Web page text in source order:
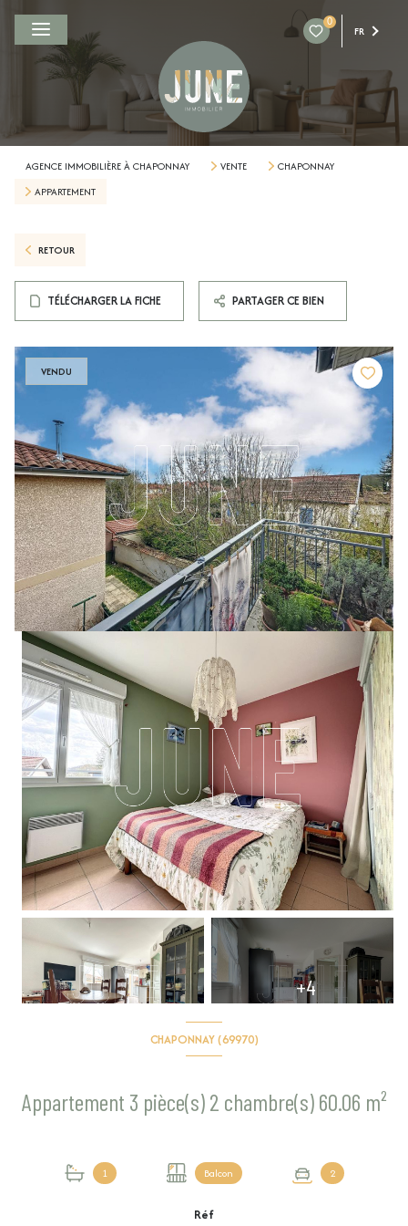
0
FR
AGENCE IMMOBILIÈRE À CHAPONNAY VENTE
CHAPONNAY
APPARTEMENT
RETOUR
TÉLÉCHARGER LA FICHE PARTAGER CE BIEN
VENDU
+4
CHAPONNAY (69970)
Appartement 3 pièce(s) 2 chambre(s) 60.06 m²
1 Balcon 2
Réf